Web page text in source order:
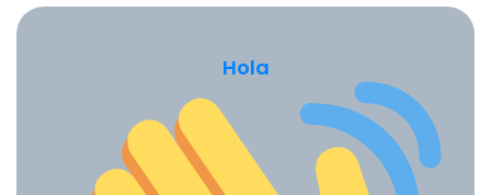
ejemplos aplicables al trabajo educativo, Frank Moreno
“Inteligencia Artificial para docentes: herramientas,
riesgos y oportunidades para transformar el aula”
La sesión estará orientada a docentes, directivos
Hola